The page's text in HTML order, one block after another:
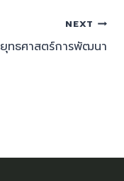
NEXT
ยุทธศาสตร์การพัฒนา